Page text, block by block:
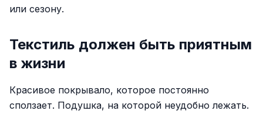
или сезону.
Текстиль должен быть приятным
в жизни
Красивое покрывало, которое постоянно
сползает. Подушка, на которой неудобно лежать.